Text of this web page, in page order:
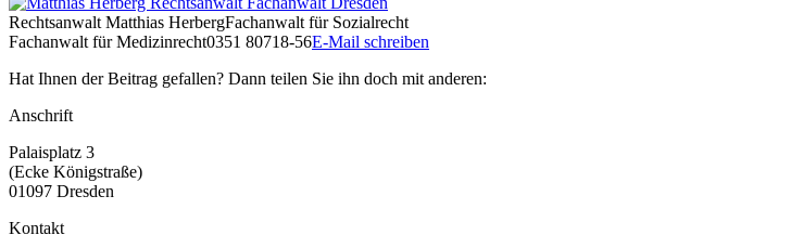
Rechtsanwalt Matthias HerbergFachanwalt für Sozialrecht
Fachanwalt für Medizinrecht0351 80718-56E-Mail schreiben
Hat Ihnen der Beitrag gefallen? Dann teilen Sie ihn doch mit anderen:
Anschrift
Palaisplatz 3
(Ecke Königstraße)
01097 Dresden
Kontakt